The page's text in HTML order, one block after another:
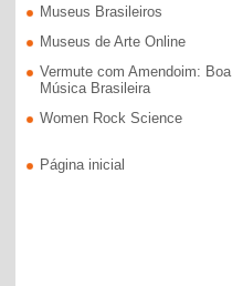
Museus Brasileiros
Museus de Arte Online
Vermute com Amendoim: Boa
Música Brasileira
Women Rock Science
Página inicial